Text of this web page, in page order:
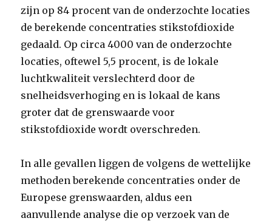
zijn op 84 procent van de onderzochte locaties
de berekende concentraties stikstofdioxide
gedaald. Op circa 4000 van de onderzochte
locaties, oftewel 5,5 procent, is de lokale
luchtkwaliteit verslechterd door de
snelheidsverhoging en is lokaal de kans
groter dat de grenswaarde voor
stikstofdioxide wordt overschreden.
In alle gevallen liggen de volgens de wettelijke
methoden berekende concentraties onder de
Europese grenswaarden, aldus een
aanvullende analyse die op verzoek van de